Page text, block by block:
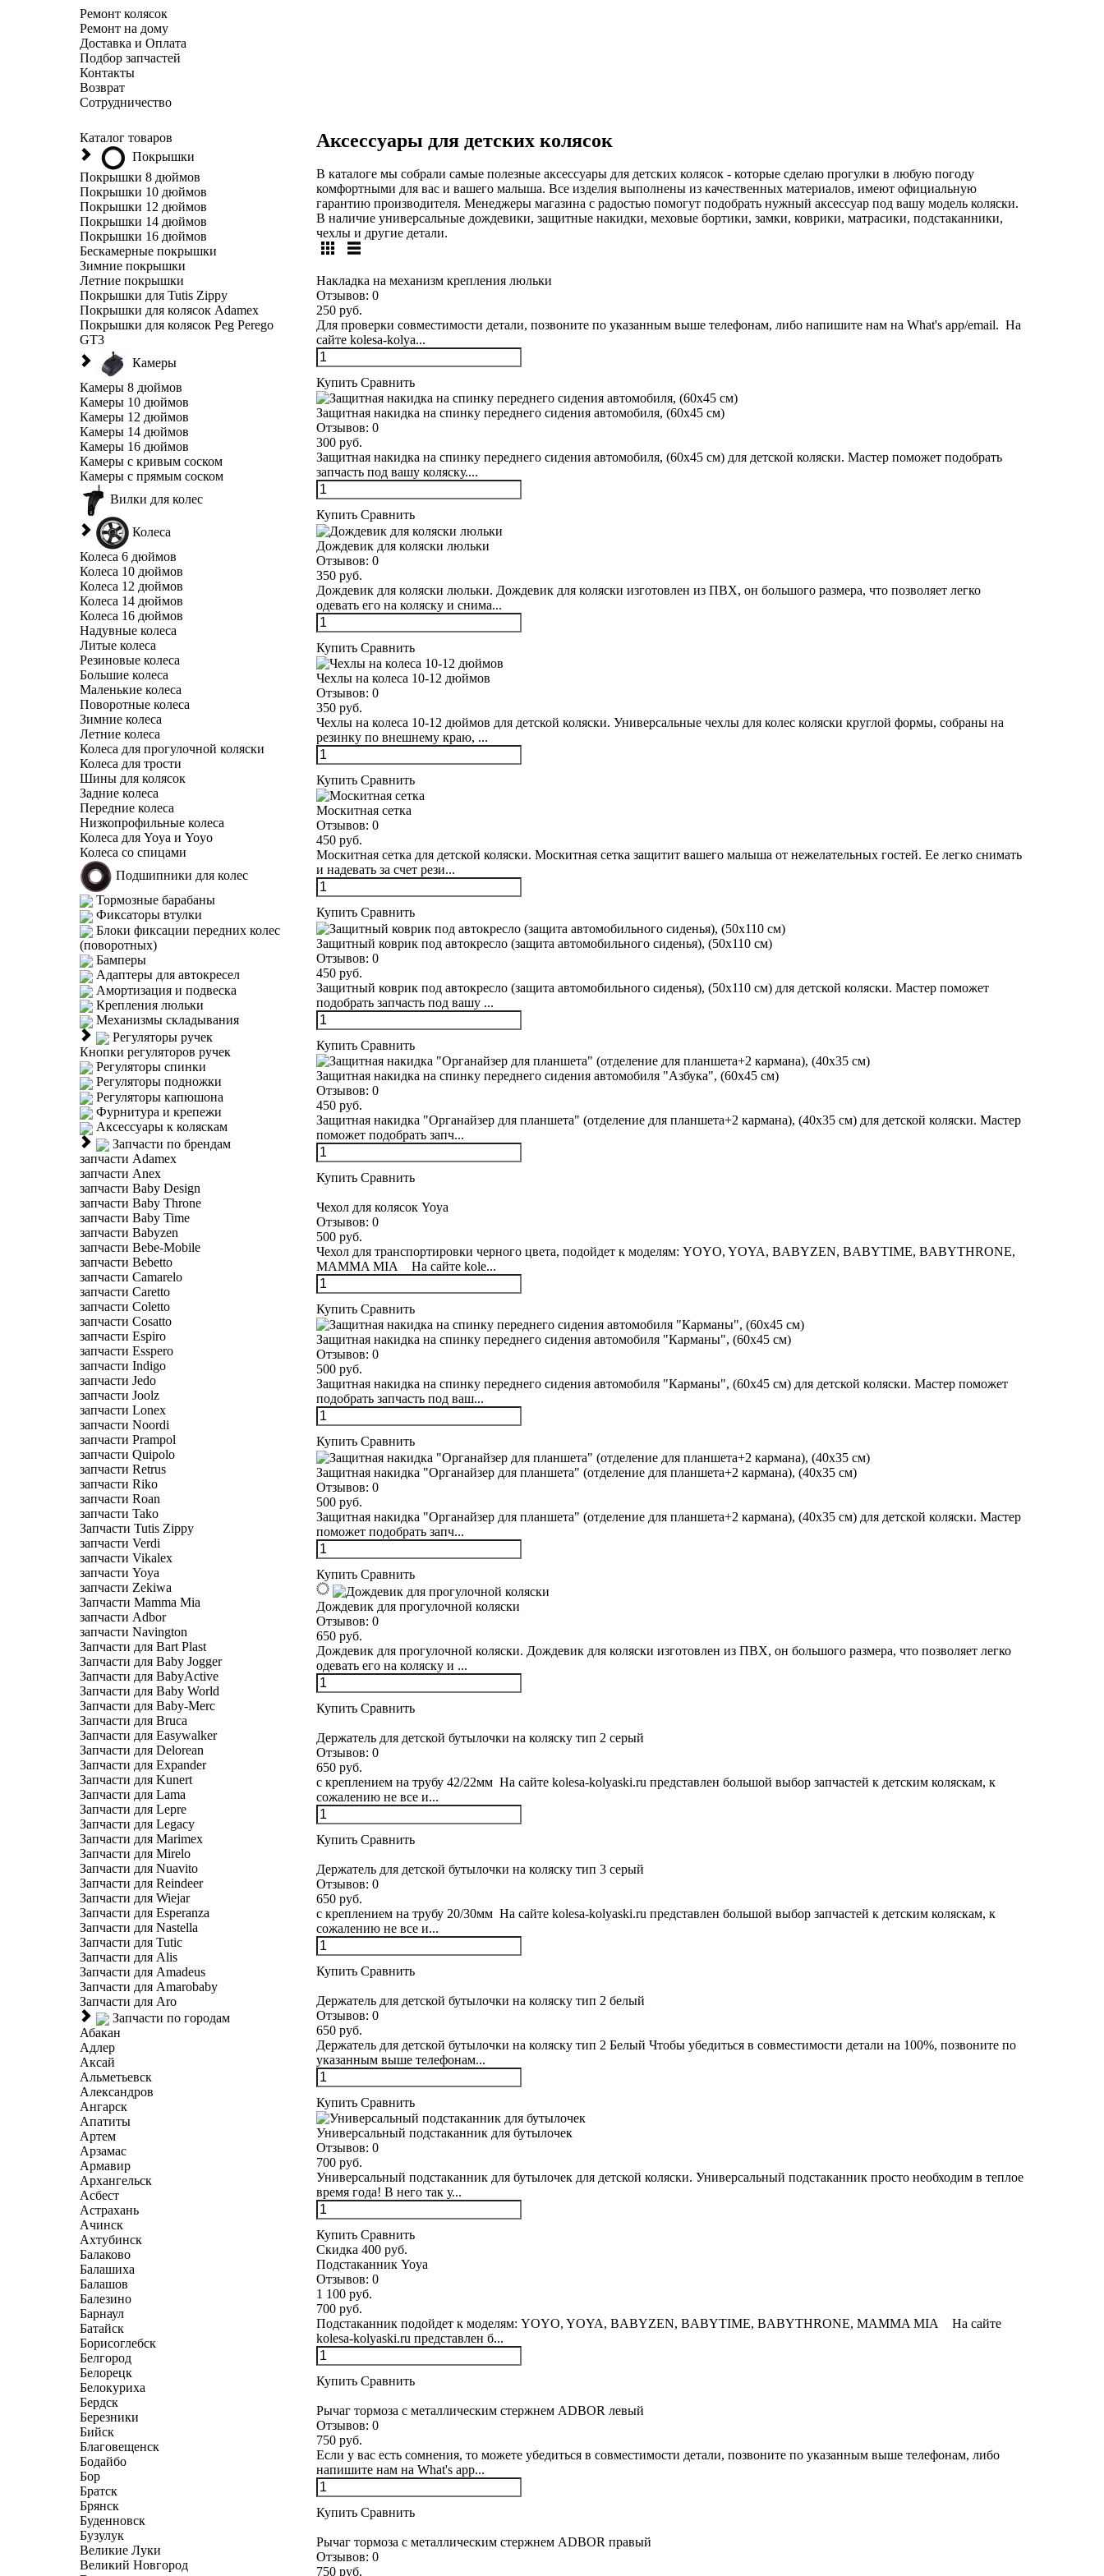
Ремонт колясок
Ремонт на дому
Доставка и Оплата
Подбор запчастей
Контакты
Возврат
Сотрудничество
Каталог товаров
Покрышки
Покрышки 8 дюймов
Покрышки 10 дюймов
Покрышки 12 дюймов
Покрышки 14 дюймов
Покрышки 16 дюймов
Бескамерные покрышки
Зимние покрышки
Летние покрышки
Покрышки для Tutis Zippy
Покрышки для колясок Adamex
Покрышки для колясок Peg Perego
GT3
Камеры
Камеры 8 дюймов
Камеры 10 дюймов
Камеры 12 дюймов
Камеры 14 дюймов
Камеры 16 дюймов
Камеры с кривым соском
Камеры с прямым соском
Вилки для колес
Колеса
Колеса 6 дюймов
Колеса 10 дюймов
Колеса 12 дюймов
Колеса 14 дюймов
Колеса 16 дюймов
Надувные колеса
Литые колеса
Резиновые колеса
Большие колеса
Маленькие колеса
Поворотные колеса
Зимние колеса
Летние колеса
Колеса для прогулочной коляски
Колеса для трости
Шины для колясок
Задние колеса
Передние колеса
Низкопрофильные колеса
Колеса для Yoya и Yoyo
Колеса со спицами
Подшипники для колес
Тормозные барабаны
Фиксаторы втулки
Блоки фиксации передних колес
(поворотных)
Бамперы
Адаптеры для автокресел
Амортизация и подвеска
Крепления люльки
Механизмы складывания
Регуляторы ручек
Кнопки регуляторов ручек
Регуляторы спинки
Регуляторы подножки
Регуляторы капюшона
Фурнитура и крепежи
Аксессуары к коляскам
Запчасти по брендам
запчасти Adamex
запчасти Anex
запчасти Baby Design
запчасти Baby Throne
запчасти Baby Time
запчасти Babyzen
запчасти Bebe-Mobile
запчасти Bebetto
запчасти Camarelo
запчасти Caretto
запчасти Coletto
запчасти Cosatto
запчасти Espiro
запчасти Esspero
запчасти Indigo
запчасти Jedo
запчасти Joolz
запчасти Lonex
запчасти Noordi
запчасти Prampol
запчасти Quipolo
запчасти Retrus
запчасти Riko
запчасти Roan
запчасти Tako
Запчасти Tutis Zippy
запчасти Verdi
запчасти Vikalex
запчасти Yoya
запчасти Zekiwa
Запчасти Mamma Mia
запчасти Adbor
запчасти Navington
Запчасти для Bart Plast
Запчасти для Baby Jogger
Запчасти для BabyActive
Запчасти для Baby World
Запчасти для Baby-Merc
Запчасти для Bruca
Запчасти для Easywalker
Запчасти для Delorean
Запчасти для Expander
Запчасти для Kunert
Запчасти для Lama
Запчасти для Lepre
Запчасти для Legacy
Запчасти для Marimex
Запчасти для Mirelo
Запчасти для Nuavito
Запчасти для Reindeer
Запчасти для Wiejar
Запчасти для Esperanza
Запчасти для Nastella
Запчасти для Tutic
Запчасти для Alis
Запчасти для Amadeus
Запчасти для Amarobaby
Запчасти для Aro
Запчасти по городам
Абакан
Адлер
Аксай
Альметьевск
Александров
Ангарск
Апатиты
Артем
Арзамас
Армавир
Архангельск
Асбест
Астрахань
Ачинск
Ахтубинск
Балаково
Балашиха
Балашов
Балезино
Барнаул
Батайск
Борисоглебск
Белгород
Белорецк
Белокуриха
Бердск
Березники
Бийск
Благовещенск
Бодайбо
Бор
Братск
Брянск
Буденновск
Бузулук
Великие Луки
Великий Новгород
Аксессуары для детских колясок
В каталоге мы собрали самые полезные аксессуары для детских колясок - которые сделаю прогулки в любую погоду
комфортными для вас и вашего малыша. Все изделия выполнены из качественных материалов, имеют официальную
гарантию производителя. Менеджеры магазина с радостью помогут подобрать нужный аксессуар под вашу модель коляски.
В наличие универсальные дождевики, защитные накидки, меховые бортики, замки, коврики, матрасики, подстаканники,
чехлы и другие детали.
Накладка на механизм крепления люльки
Отзывов: 0
250 руб.
Для проверки совместимости детали, позвоните по указанным выше телефонам, либо напишите нам на What's app/email. На
сайте kolesa-kolya...
Купить Сравнить
Защитная накидка на спинку переднего сидения автомобиля, (60х45 см)
Отзывов: 0
300 руб.
Защитная накидка на спинку переднего сидения автомобиля, (60х45 см) для детской коляски. Мастер поможет подобрать
запчасть под вашу коляску....
Купить Сравнить
Дождевик для коляски люльки
Отзывов: 0
350 руб.
Дождевик для коляски люльки. Дождевик для коляски изготовлен из ПВХ, он большого размера, что позволяет легко
одевать его на коляску и снима...
Купить Сравнить
Чехлы на колеса 10-12 дюймов
Отзывов: 0
350 руб.
Чехлы на колеса 10-12 дюймов для детской коляски. Универсальные чехлы для колес коляски круглой формы, собраны на
резинку по внешнему краю, ...
Купить Сравнить
Москитная сетка
Отзывов: 0
450 руб.
Москитная сетка для детской коляски. Москитная сетка защитит вашего малыша от нежелательных гостей. Ее легко снимать
и надевать за счет рези...
Купить Сравнить
Защитный коврик под автокресло (защита автомобильного сиденья), (50х110 см)
Отзывов: 0
450 руб.
Защитный коврик под автокресло (защита автомобильного сиденья), (50х110 см) для детской коляски. Мастер поможет
подобрать запчасть под вашу ...
Купить Сравнить
Защитная накидка на спинку переднего сидения автомобиля "Азбука", (60х45 см)
Отзывов: 0
450 руб.
Защитная накидка "Органайзер для планшета" (отделение для планшета+2 кармана), (40х35 см) для детской коляски. Мастер
поможет подобрать запч...
Купить Сравнить
Чехол для колясок Yoya
Отзывов: 0
500 руб.
Чехол для транспортировки черного цвета, подойдет к моделям: YOYO, YOYA, BABYZEN, BABYTIME, BABYTHRONE,
MAMMA MIA На сайте kole...
Купить Сравнить
Защитная накидка на спинку переднего сидения автомобиля "Карманы", (60х45 см)
Отзывов: 0
500 руб.
Защитная накидка на спинку переднего сидения автомобиля "Карманы", (60х45 см) для детской коляски. Мастер поможет
подобрать запчасть под ваш...
Купить Сравнить
Защитная накидка "Органайзер для планшета" (отделение для планшета+2 кармана), (40х35 см)
Отзывов: 0
500 руб.
Защитная накидка "Органайзер для планшета" (отделение для планшета+2 кармана), (40х35 см) для детской коляски. Мастер
поможет подобрать запч...
Купить Сравнить
Дождевик для прогулочной коляски
Отзывов: 0
650 руб.
Дождевик для прогулочной коляски. Дождевик для коляски изготовлен из ПВХ, он большого размера, что позволяет легко
одевать его на коляску и ...
Купить Сравнить
Держатель для детской бутылочки на коляску тип 2 серый
Отзывов: 0
650 руб.
с креплением на трубу 42/22мм На сайте kolesa-kolyaski.ru представлен большой выбор запчастей к детским коляскам, к
сожалению не все и...
Купить Сравнить
Держатель для детской бутылочки на коляску тип 3 серый
Отзывов: 0
650 руб.
с креплением на трубу 20/30мм На сайте kolesa-kolyaski.ru представлен большой выбор запчастей к детским коляскам, к
сожалению не все и...
Купить Сравнить
Держатель для детской бутылочки на коляску тип 2 белый
Отзывов: 0
650 руб.
Держатель для детской бутылочки на коляску тип 2 Белый Чтобы убедиться в совместимости детали на 100%, позвоните по
указанным выше телефонам...
Купить Сравнить
Универсальный подстаканник для бутылочек
Отзывов: 0
700 руб.
Универсальный подстаканник для бутылочек для детской коляски. Универсальный подстаканник просто необходим в теплое
время года! В него так у...
Купить Сравнить
Скидка 400 руб.
Подстаканник Yoya
Отзывов: 0
1 100 руб.
700 руб.
Подстаканник подойдет к моделям: YOYO, YOYA, BABYZEN, BABYTIME, BABYTHRONE, MAMMA MIA На сайте
kolesa-kolyaski.ru представлен б...
Купить Сравнить
Рычаг тормоза с металлическим стержнем ADBOR левый
Отзывов: 0
750 руб.
Если у вас есть сомнения, то можете убедиться в совместимости детали, позвоните по указанным выше телефонам, либо
напишите нам на What's app...
Купить Сравнить
Рычаг тормоза с металлическим стержнем ADBOR правый
Отзывов: 0
750 руб.